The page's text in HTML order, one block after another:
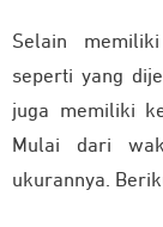
Selain
seperti yang
juga memiliki
Mulai dari
ukurannya.